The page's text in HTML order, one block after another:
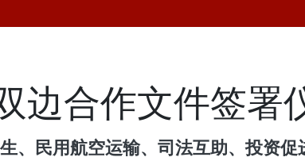
边合作文件签署
、民用航空运输、司法互助、投资